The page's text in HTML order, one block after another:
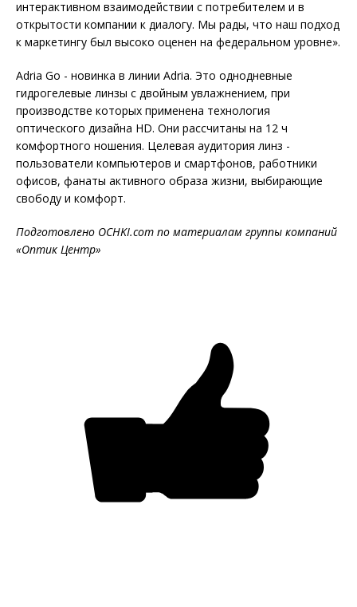
интерактивном взаимодействии с потребителем и в
открытости компании к диалогу. Мы рады, что наш подход
к маркетингу был высоко оценен на федеральном уровне».
Adria Go - новинка в линии Adria. Это однодневные
гидрогелевые линзы с двойным увлажнением, при
производстве которых применена технология
оптического дизайна HD. Они рассчитаны на 12 ч
комфортного ношения. Целевая аудитория линз -
пользователи компьютеров и смартфонов, работники
офисов, фанаты активного образа жизни, выбирающие
свободу и комфорт.
Подготовлено OCHKI.com по материалам группы компаний
«Оптик Центр»